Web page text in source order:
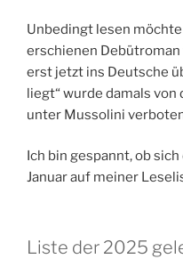
Unbedingt lesen
erschienen Debütroman
erst jetzt ins Deutsche
liegt“ wurde damals
unter Mussolini
Ich bin gespannt, ob
Januar auf meiner
Liste der 2025